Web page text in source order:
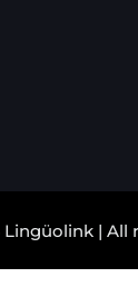
| All